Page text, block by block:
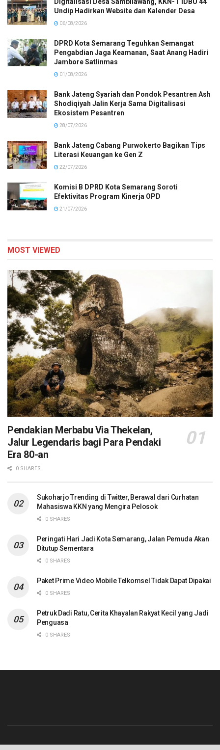
Undip Hadirkan Website dan Kalender Desa
06/08/2026
DPRD Kota Semarang Teguhkan Semangat
Pengabdian Jaga Keamanan, Saat Anang Hadiri
Jambore Satlinmas
01/08/2026
Bank Jateng Syariah dan Pondok Pesantren Ash
Shodiqiyah Jalin Kerja Sama Digitalisasi
Ekosistem Pesantren
28/07/2026
Bank Jateng Cabang Purwokerto Bagikan Tips
Literasi Keuangan ke Gen Z
22/07/2026
Komisi B DPRD Kota Semarang Soroti
Efektivitas Program Kinerja OPD
21/07/2026
MOST VIEWED
Pendakian Merbabu Via Thekelan,
Jalur Legendaris bagi Para Pendaki
Era 80-an
0 SHARES
Sukoharjo Trending di Twitter, Berawal dari Curhatan
Mahasiswa KKN yang Mengira Pelosok
0 SHARES
Peringati Hari Jadi Kota Semarang, Jalan Pemuda Akan
Ditutup Sementara
0 SHARES
Paket Prime Video Mobile Telkomsel Tidak Dapat Dipakai
0 SHARES
Petruk Dadi Ratu, Cerita Khayalan Rakyat Kecil yang Jadi
Penguasa
0 SHARES